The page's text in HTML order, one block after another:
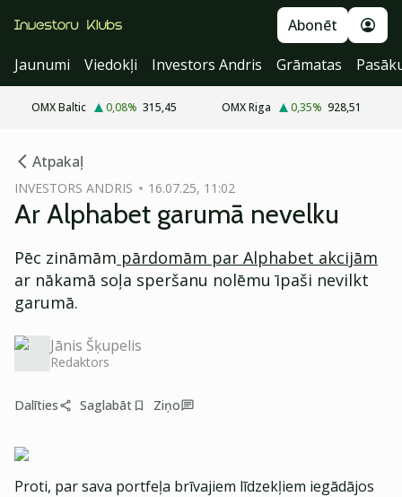
Abonēt
Jaunumi
Viedokļi Investors Andris Grāmatas
OMX Baltic 0,08% 315,45 OMX Riga 0,35% 928,51
Atpakaļ
INVESTORS ANDRIS 16.07.25, 11:02
Ar Alphabet garumā nevelku
Pēc zināmām pārdomām par Alphabet akcijām
ar nākamā soļa speršanu nolēmu īpaši nevilkt
garumā.
Jānis Šķupelis
Redaktors
Dalīties Saglabāt Ziņo
Proti, par sava portfeļa brīvajiem līdzekļiem iegādājos